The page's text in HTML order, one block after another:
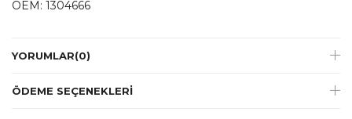
OEM: 1304666
YORUMLAR(0)
ÖDEME SEÇENEKLERI